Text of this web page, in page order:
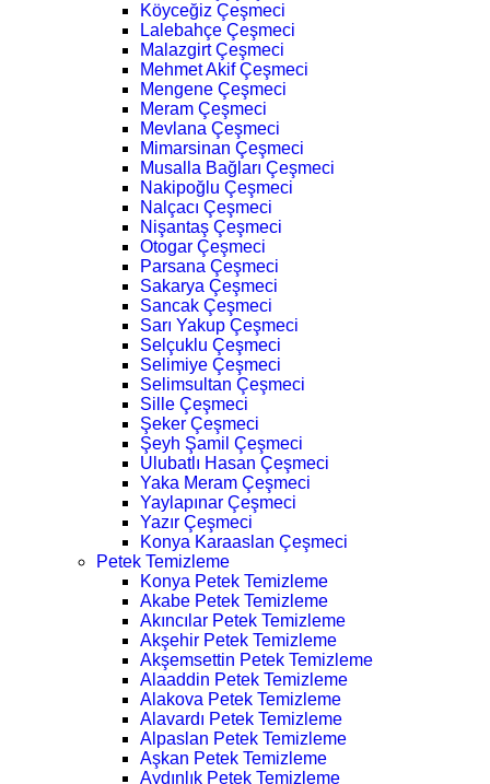
Köyceğiz Çeşmeci
Lalebahçe Çeşmeci
Malazgirt Çeşmeci
Mehmet Akif Çeşmeci
Mengene Çeşmeci
Meram Çeşmeci
Mevlana Çeşmeci
Mimarsinan Çeşmeci
Musalla Bağları Çeşmeci
Nakipoğlu Çeşmeci
Nalçacı Çeşmeci
Nişantaş Çeşmeci
Otogar Çeşmeci
Parsana Çeşmeci
Sakarya Çeşmeci
Sancak Çeşmeci
Sarı Yakup Çeşmeci
Selçuklu Çeşmeci
Selimiye Çeşmeci
Selimsultan Çeşmeci
Sille Çeşmeci
Şeker Çeşmeci
Şeyh Şamil Çeşmeci
Ulubatlı Hasan Çeşmeci
Yaka Meram Çeşmeci
Yaylapınar Çeşmeci
Yazır Çeşmeci
Konya Karaaslan Çeşmeci
Petek Temizleme
Konya Petek Temizleme
Akabe Petek Temizleme
Akıncılar Petek Temizleme
Akşehir Petek Temizleme
Akşemsettin Petek Temizleme
Alaaddin Petek Temizleme
Alakova Petek Temizleme
Alavardı Petek Temizleme
Alpaslan Petek Temizleme
Aşkan Petek Temizleme
Aydınlık Petek Temizleme